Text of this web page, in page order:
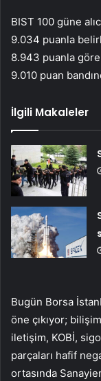
BIST 100 güne
9.034 puanla
8.943 puanla
9.010 puan
İlgili Makaleler
Bugün Borsa
öne çıkıyor; bilişim
iletişim, KOBİ,
parçaları hafif
ortasında Sanayi